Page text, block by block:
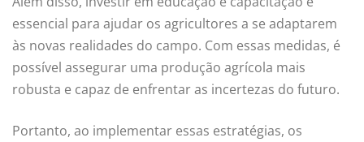
essencial para ajudar os agricultores a se adaptarem
às novas realidades do campo. Com essas medidas, é
possível assegurar uma produção agrícola mais
robusta e capaz de enfrentar as incertezas do futuro.
Portanto, ao implementar essas estratégias, os